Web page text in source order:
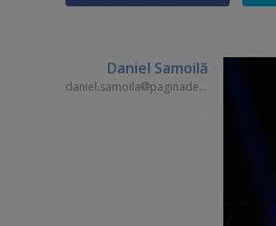
Daniel Samoilă
daniel.samoila paginademedia.ro